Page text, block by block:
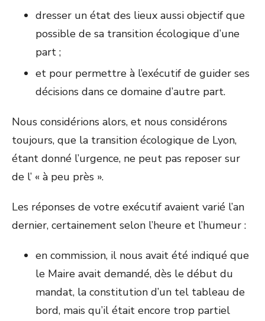
dresser un état des lieux aussi objectif que
possible de sa transition écologique d’une
part ;
et pour permettre à l’exécutif de guider ses
décisions dans ce domaine d’autre part.
Nous considérions alors, et nous considérons
toujours, que la transition écologique de Lyon,
étant donné l’urgence, ne peut pas reposer sur
de l’ « à peu près ».
Les réponses de votre exécutif avaient varié l’an
dernier, certainement selon l’heure et l’humeur :
en commission, il nous avait été indiqué que
le Maire avait demandé, dès le début du
mandat, la constitution d’un tel tableau de
bord, mais qu’il était encore trop partiel